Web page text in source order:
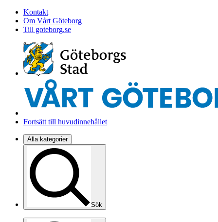
Kontakt
Om Vårt Göteborg
Till goteborg.se
Fortsätt till huvudinnehållet
Alla kategorier
Sök